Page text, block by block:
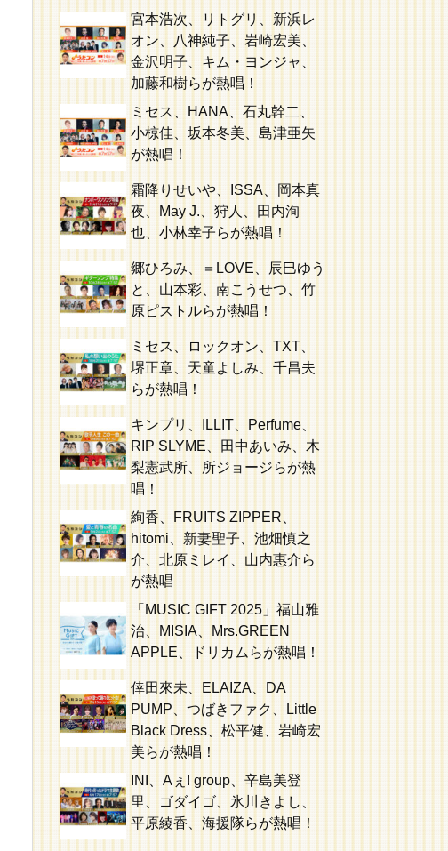
宮本浩次、リトグリ、新浜レ
オン、八神純子、岩崎宏美、
金沢明子、キム・ヨンジャ、
加藤和樹らが熱唱！
ミセス、HANA、石丸幹二、
小椋佳、坂本冬美、島津亜矢
が熱唱！
霜降りせいや、ISSA、岡本真
夜、May J.、狩人、田内洵
也、小林幸子らが熱唱！
郷ひろみ、＝LOVE、辰巳ゆう
と、山本彩、南こうせつ、竹
原ピストルらが熱唱！
ミセス、ロックオン、TXT、
堺正章、天童よしみ、千昌夫
らが熱唱！
キンプリ、ILLIT、Perfume、
RIP SLYME、田中あいみ、木
梨憲武所、所ジョージらが熱
唱！
絢香、FRUITS ZIPPER、
hitomi、新妻聖子、池畑慎之
介、北原ミレイ、山内惠介ら
が熱唱
「MUSIC GIFT 2025」福山雅
治、MISIA、Mrs.GREEN
APPLE、ドリカムらが熱唱！
倖田來未、ELAIZA、DA
PUMP、つばきファク、Little
Black Dress、松平健、岩崎宏
美らが熱唱！
INI、Aぇ! group、辛島美登
里、ゴダイゴ、氷川きよし、
平原綾香、海援隊らが熱唱！